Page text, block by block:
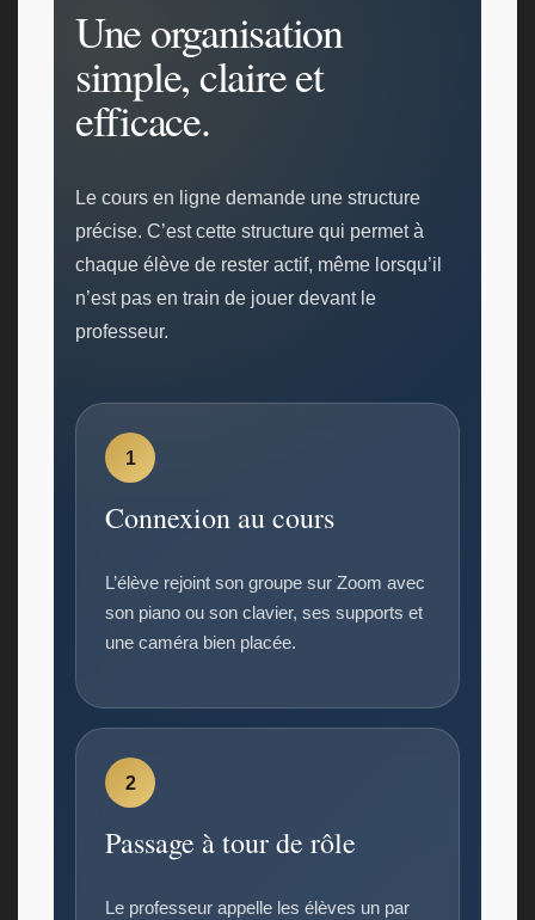
Une organisation
simple, claire et
efficace.
Le cours en ligne demande une structure
précise. C’est cette structure qui permet à
chaque élève de rester actif, même lorsqu’il
n’est pas en train de jouer devant le
professeur.
1
Connexion au cours
L’élève rejoint son groupe sur Zoom avec
son piano ou son clavier, ses supports et
une caméra bien placée.
2
Passage à tour de rôle
Le professeur appelle les élèves un par